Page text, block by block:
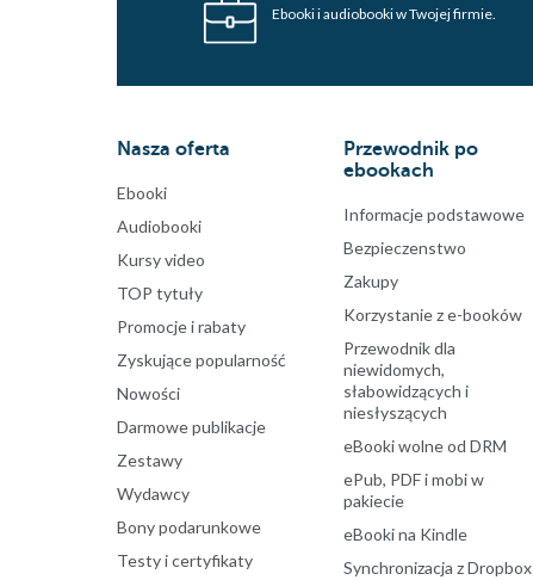
Ebooki i audiobooki w Twojej firmie.
Nasza oferta
Ebooki
Audiobooki
Kursy video
TOP tytuły
Promocje i rabaty
Zyskujące popularność
Nowości
Darmowe publikacje
Zestawy
Wydawcy
Bony podarunkowe
Testy i certyfikaty
Przewodnik po
ebookach
Informacje podstawowe
Bezpieczenstwo
Zakupy
Korzystanie z e-booków
Przewodnik dla
niewidomych,
słabowidzących i
niesłyszących
eBooki wolne od DRM
ePub, PDF i mobi w
pakiecie
eBooki na Kindle
Synchronizacja z Dropbox